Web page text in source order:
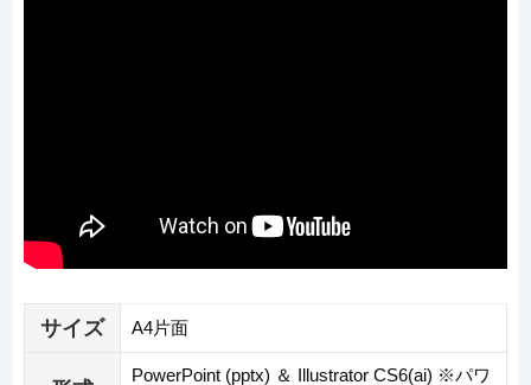
サイズ A4片面
PowerPoint (pptx) ＆ Illustrator CS6(ai) ※パワ